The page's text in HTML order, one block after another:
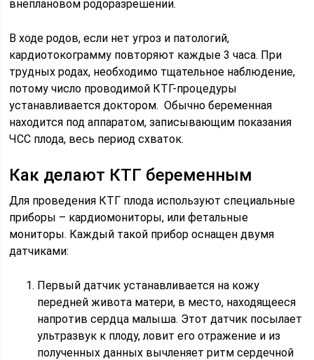
внеплановом родоразрешении.
В ходе родов, если нет угроз и патологий,
кардиотокограмму повторяют каждые 3 часа. При
трудных родах, необходимо тщательное наблюдение,
потому число проводимой КТГ-процедуры
устанавливается доктором. Обычно беременная
находится под аппаратом, записывающим показания
ЧСС плода, весь период схваток.
Как делают КТГ беременным
Для проведения КТГ плода используют специальные
приборы – кардиомониторы, или фетальные
мониторы. Каждый такой прибор оснащен двумя
датчиками:
Первый датчик устанавливается на кожу
передней живота матери, в место, находящееся
напротив сердца малыша. Этот датчик посылает
ультразвук к плоду, ловит его отражение и из
полученных данных вычленяет ритм сердечной